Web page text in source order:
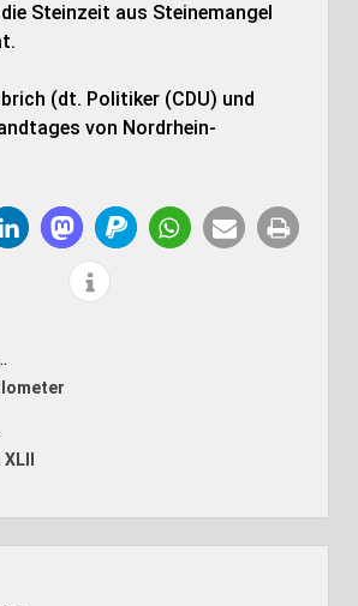
Disposition
Steinzeit aus Steinemangel
(dt. Politiker (CDU) und
von Nordrhein-